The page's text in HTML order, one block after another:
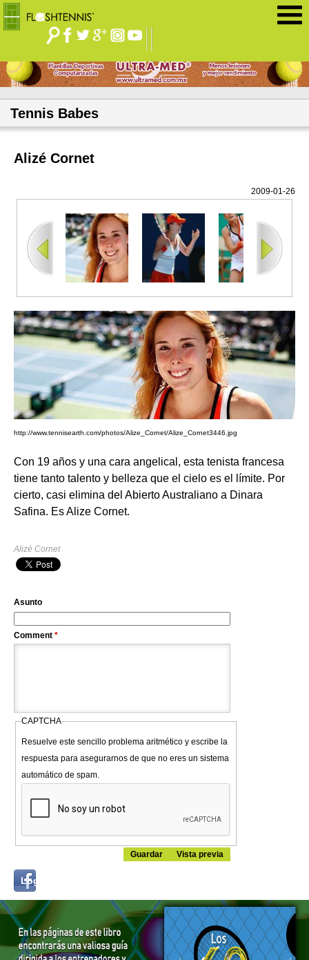
Tennis Babes
Alizé Cornet
2009-01-26
http://www.tennisearth.com/photos/Alize_Cornet/Alize_Cornet3446.jpg
Con 19 años y una cara angelical, esta tenista francesa
tiene tanto talento y belleza que el cielo es el límite. Por
cierto, casi elimina del Abierto Australiano a Dinara
Safina. Es Alize Cornet.
Alizé Cornet
Asunto
Comment *
CAPTCHA
Resuelve este sencillo problema aritmético y escribe la
respuesta para asegurarnos de que no eres un sistema
automático de spam.
Log in with...